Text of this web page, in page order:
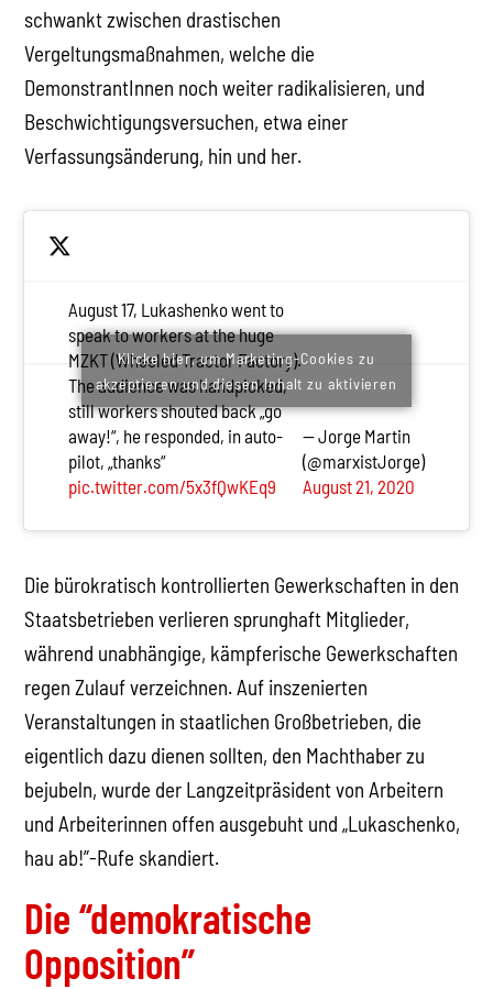
schwankt zwischen drastischen
Vergeltungsmaßnahmen, welche die
DemonstrantInnen noch weiter radikalisieren, und
Beschwichtigungsversuchen, etwa einer
Verfassungsänderung, hin und her.
August 17, Lukashenko went to
speak to workers at the huge
MZKT (Wheeled Tractor Factory).
The audience was handpicked,
still workers shouted back „go
away!“, he responded, in auto-
pilot, „thanks“
pic.twitter.com/5x3fQwKEq9
— Jorge Martin
(@marxistJorge)
August 21, 2020
Klicke hier, um Marketing-Cookies zu
akzeptieren und diesen Inhalt zu aktivieren
Die bürokratisch kontrollierten Gewerkschaften in den
Staatsbetrieben verlieren sprunghaft Mitglieder,
während unabhängige, kämpferische Gewerkschaften
regen Zulauf verzeichnen. Auf inszenierten
Veranstaltungen in staatlichen Großbetrieben, die
eigentlich dazu dienen sollten, den Machthaber zu
bejubeln, wurde der Langzeitpräsident von Arbeitern
und Arbeiterinnen offen ausgebuht und „Lukaschenko,
hau ab!”-Rufe skandiert.
Die “demokratische
Opposition”